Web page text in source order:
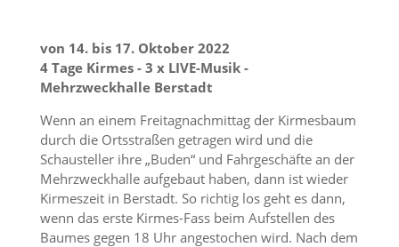
von 14. bis 17. Oktober 2022
4 Tage Kirmes - 3 x LIVE-Musik -
Mehrzweckhalle Berstadt
Wenn an einem Freitagnachmittag der Kirmesbaum
durch die Ortsstraßen getragen wird und die
Schausteller ihre „Buden“ und Fahrgeschäfte an der
Mehrzweckhalle aufgebaut haben, dann ist wieder
Kirmeszeit in Berstadt. So richtig los geht es dann,
wenn das erste Kirmes-Fass beim Aufstellen des
Baumes gegen 18 Uhr angestochen wird. Nach dem